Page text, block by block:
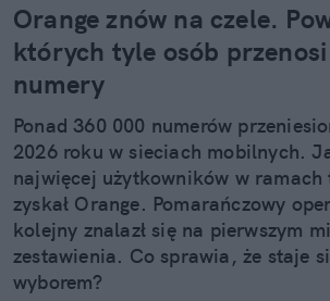
Orange znów na czele.
których tyle osób
numery
Ponad 360 000 numerów
2026 roku w sieciach mobilnych.
najwięcej użytkowników w ramach
zyskał Orange. Pomarańczowy
kolejny znalazł się na pierwszym
zestawienia. Co sprawia, że staje
wyborem?